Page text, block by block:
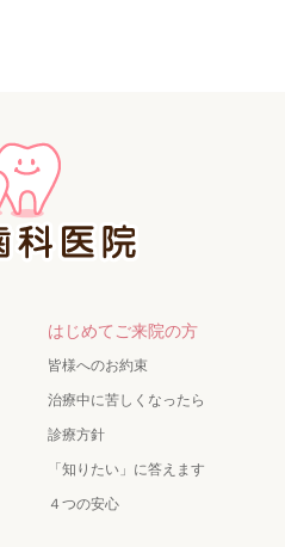
はじめてご来院の方
皆様へのお約束
治療中に苦しくなったら
診療方針
「知りたい」に答えます
４つの安心